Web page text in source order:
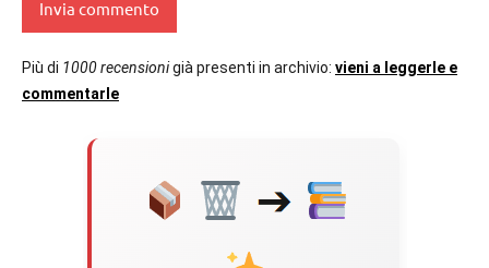
Più di 1000 recensionigià presenti in archivio: vieni a leggerle e
commentarle